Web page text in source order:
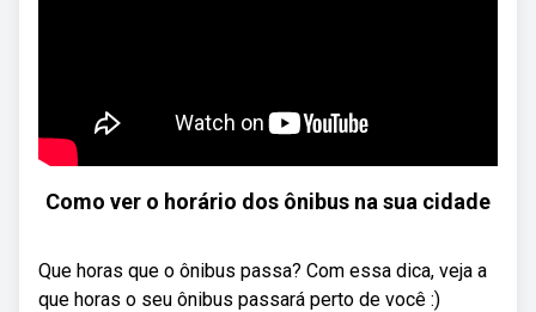
Como ver o horário dos ônibus na sua cidade
Que horas que o ônibus passa? Com essa dica, veja a
que horas o seu ônibus passará perto de você :)